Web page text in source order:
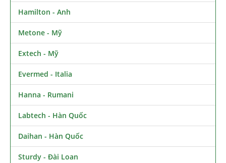
Hamilton - Anh
Metone - Mỹ
Extech - Mỹ
Evermed - Italia
Hanna - Rumani
Labtech - Hàn Quốc
Daihan - Hàn Quốc
Sturdy - Đài Loan